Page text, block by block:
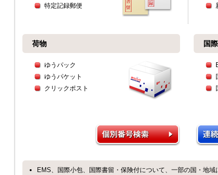
特定記録郵便
荷物
ゆうパック
ゆうパケット
クリックポスト
国
EMS、国際小包、国際書留・保険付について、一部の国・地